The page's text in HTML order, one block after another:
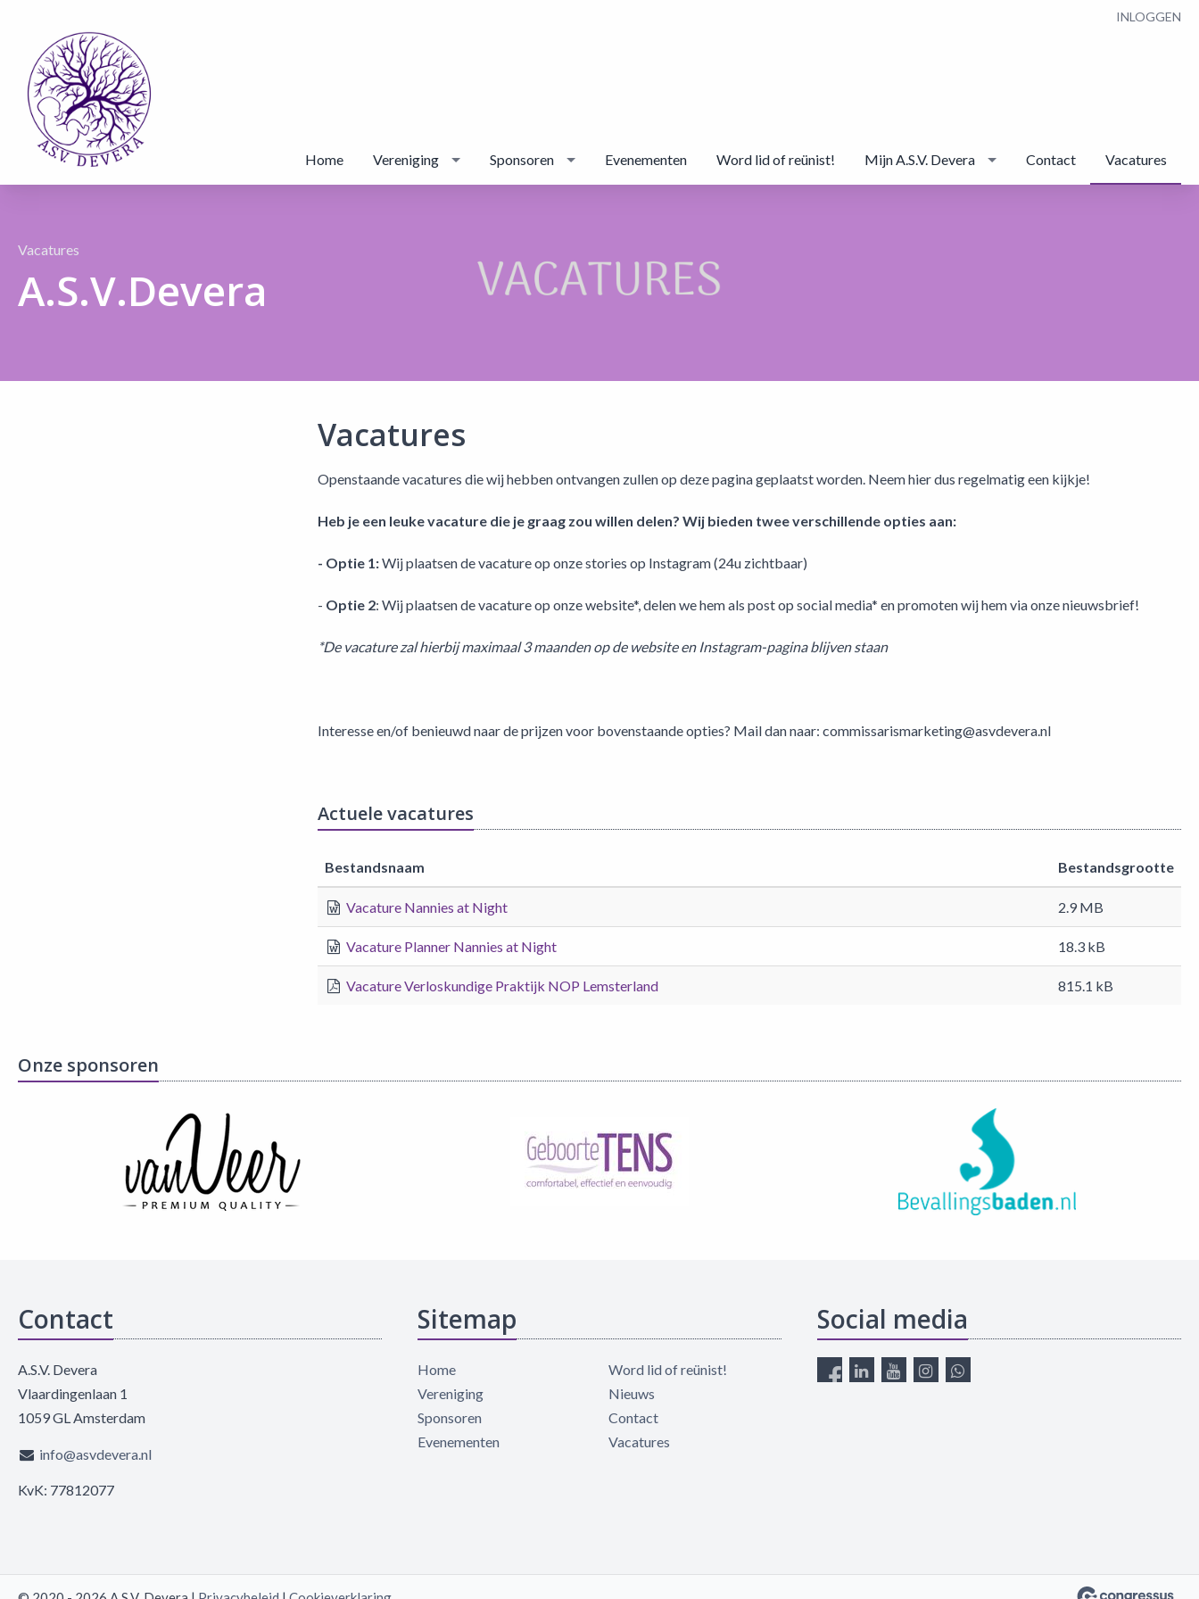
INLOGGEN
Home Vereniging Sponsoren Evenementen Word lid of reünist! Mijn A.S.V. Devera Contact Vacatures
Vacatures
A.S.V.Devera
Vacatures
Openstaande vacatures die wij hebben ontvangen zullen op deze pagina geplaatst worden. Neem hier dus regelmatig een kijkje!
Heb je een leuke vacature die je graag zou willen delen? Wij bieden twee verschillende opties aan:
- Optie 1:Wij plaatsen de vacature op onze stories op Instagram (24u zichtbaar)
- Optie 2: Wij plaatsen de vacature op onze website*, delen we hem als post op social media* en promoten wij hem via onze nieuwsbrief!
*De vacature zal hierbij maximaal 3 maanden op de website en Instagram-pagina blijven staan
Interesse en/of benieuwd naar de prijzen voor bovenstaande opties? Mail dan naar: commissarismarketing@asvdevera.nl
Actuele vacatures
Bestandsnaam Bestandsgrootte
Vacature Nannies at Night 2.9 MB
Vacature Planner Nannies at Night 18.3 kB
Vacature Verloskundige Praktijk NOP Lemsterland 815.1 kB
Onze sponsoren
Contact
A.S.V. Devera
Vlaardingenlaan 1
1059 GL Amsterdam
info@asvdevera.nl
KvK: 77812077
Sitemap
Home
Vereniging
Sponsoren
Evenementen
Word lid of reünist!
Nieuws
Contact
Vacatures
Social media